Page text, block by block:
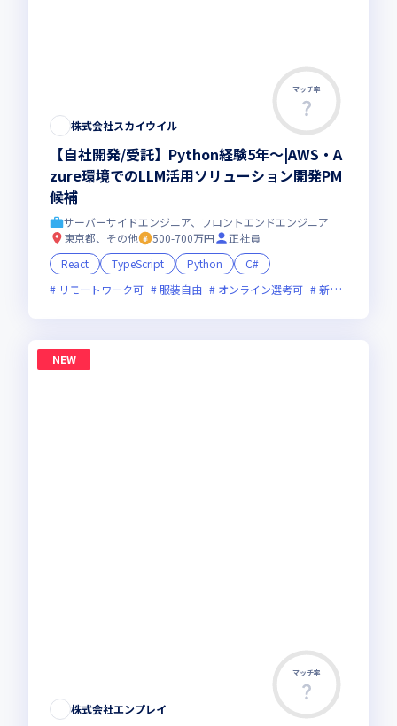
マッチ率
株式会社スカイウイル
【自社開発/受託】Python経験5年～|AWS・A
zure環境でのLLM活用ソリューション開発PM
候補
サーバーサイドエンジニア、フロントエンドエンジニア
東京都、その他
500-700万円
正社員
React
TypeScript Python
C#
リモートワーク可
服装自由 オンライン選考可 新規立ち上げ
NEW
マッチ率
株式会社エンプレイ